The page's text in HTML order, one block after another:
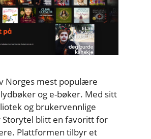
Norges mest populære
og e-bøker. Med sitt
og brukervennlige
Storytel blitt en favoritt for
Plattformen tilbyr et